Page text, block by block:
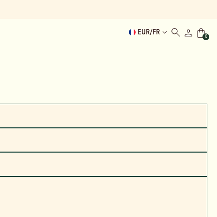
EUR/ FR
0